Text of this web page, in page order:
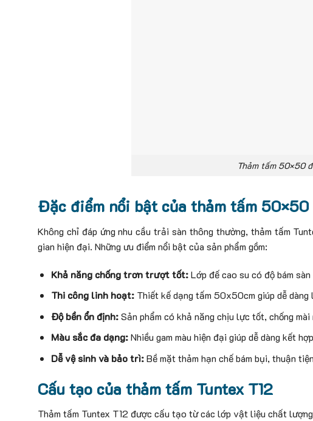
Thảm tấm 50×50
Đặc điểm nổi bật của thảm tấm 50×50
Không chỉ đáp ứng nhu cầu trải sàn thông thường, thảm tấm
gian hiện đại. Những ưu điểm nổi bật của sản phẩm gồm:
Khả năng chống trơn trượt tốt:Lớp đế cao su có độ bám
Thi công linh hoạt: Thiết kế dạng tấm 50x50cm giúp dễ
Độ bền ổn định:Sản phẩm có khả năng chịu lực tốt, chống
Màu sắc đa dạng:Nhiều gam màu hiện đại giúp dễ dàng kết
Dễ vệ sinh và bảo trì:Bề mặt thảm hạn chế bám bụi, thuận
Cấu tạo của thảm tấm Tuntex T12
Thảm tấm Tuntex T12 được cấu tạo từ các lớp vật liệu chất